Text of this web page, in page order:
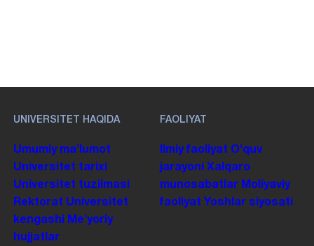
UNIVERSITET HAQIDA
Umumiy maʼlumot
Universitet tarixi
Universitet tuzilmasi
Rektorat Universitet
kengashi Me'yoriy
hujjatlar
FAOLIYAT
Ilmiy faoliyat Oʻquv
jarayoni Xalqaro
munosabatlar Moliyaviy
faoliyat Yoshlar siyosati